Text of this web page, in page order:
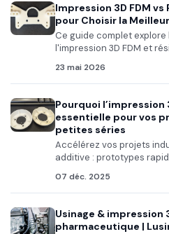
Impression 3D FDM
pour Choisir la
Ce guide complet
l'impression 3D FDM et
23 mai 2026
Pourquoi l’impression
essentielle pour vos
petites séries
Accélérez vos projets
additive : prototypes
07 déc. 2025
Usinage & impression
pharmaceutique |